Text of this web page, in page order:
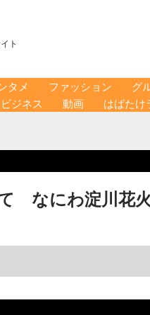
ト
タメ ファッション グ
ビジネス 動画 はばたけ
なにわ淀川花